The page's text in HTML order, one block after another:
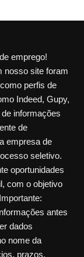
emprego!
nosso site foram
perfis de
Indeed, Gupy,
informações
de
empresa de
seletivo.
oportunidades
com o objetivo
antes
dados
nome da
prazos,